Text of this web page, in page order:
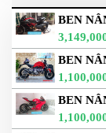
BEN
BEN
BEN